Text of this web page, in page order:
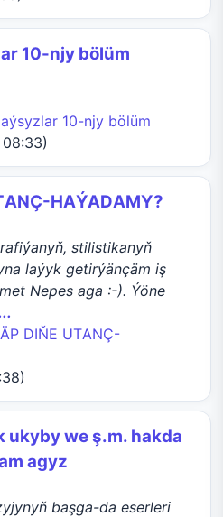
10-njy bölüm
10-njy bölüm
HАÝADАMY?
stilistikanyň
laýyk getirýänçäm iş
Nepes aga :-). Ýöne
DIŇE UTАNÇ-
ukyby we ş.m. hakda
agyz
başga-da eserleri